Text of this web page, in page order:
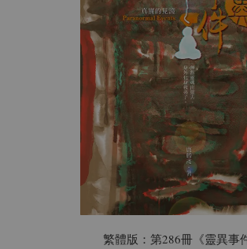
繁體版：第286冊《靈異事